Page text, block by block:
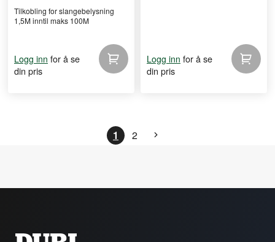
Tilkobling for slangebelysning
1,5M inntil maks 100M
Logg inn for å se
din pris
Logg inn for å se
din pris
1 2